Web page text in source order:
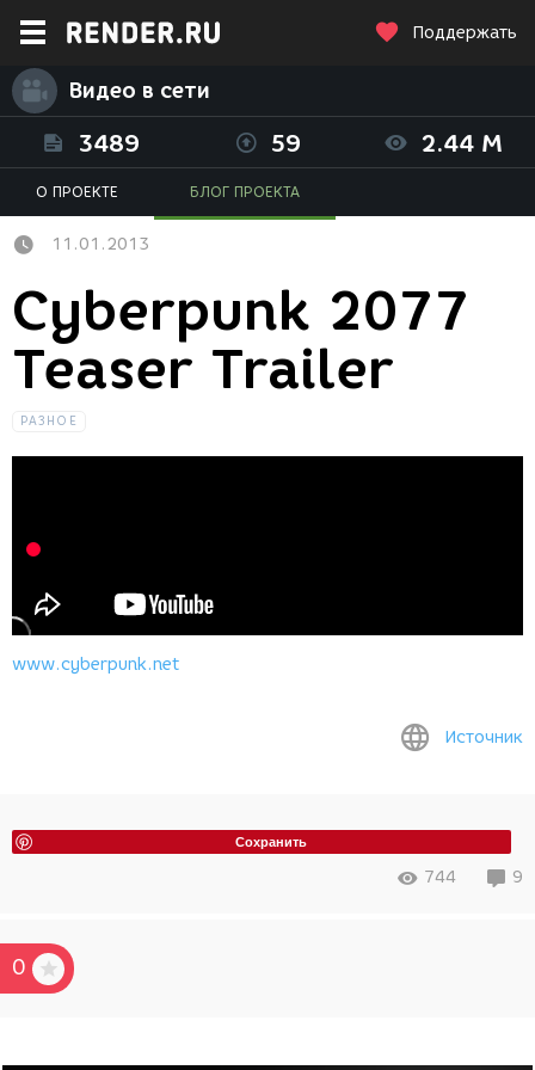
Поддержать
Видео в сети
3489 59 2.44 M
О ПРОЕКТЕ БЛОГ ПРОЕКТА
11.01.2013
Cyberpunk 2077
Teaser Trailer
РАЗНОЕ
www.cyberpunk.net
Источник
Сохранить
744 9
0